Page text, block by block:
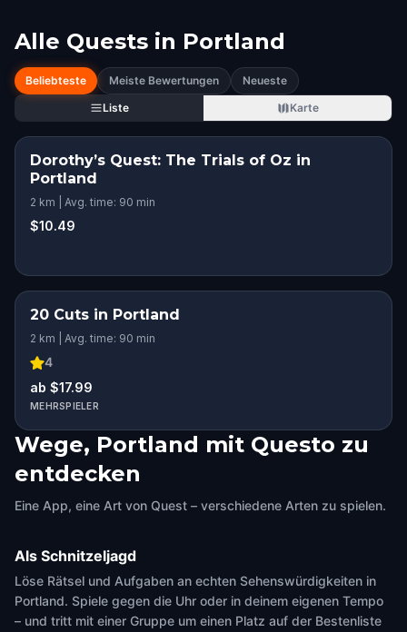
Alle Quests in Portland
Beliebteste Meiste Bewertungen
Neueste
Liste
Karte
Dorothy’s Quest: The Trials of Oz in
Portland
2 km | Avg. time: 90 min
$10.49
20 Cuts in Portland
2 km | Avg. time: 90 min
4
ab $17.99
MEHRSPIELER
Wege, Portland mit Questo zu
entdecken
Eine App, eine Art von Quest – verschiedene Arten zu spielen.
Als Schnitzeljagd
Löse Rätsel und Aufgaben an echten Sehenswürdigkeiten in
Portland. Spiele gegen die Uhr oder in deinem eigenen Tempo
– und tritt mit einer Gruppe um einen Platz auf der Bestenliste